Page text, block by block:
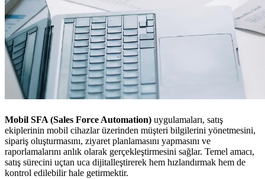
Mobil SFA (Sales Force Automation) uygulamaları, satış
ekiplerinin mobil cihazlar üzerinden müşteri bilgilerini yönetmesini,
sipariş oluşturmasını, ziyaret planlamasını yapmasını ve
raporlamalarını anlık olarak gerçekleştirmesini sağlar. Temel amacı,
satış sürecini uçtan uca dijitalleştirerek hem hızlandırmak hem de
kontrol edilebilir hale getirmektir.